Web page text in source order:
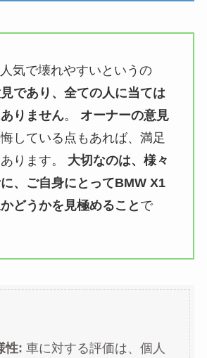
気で壊れやすいというの
であり、全ての人に当ては
りません。 オーナーの意見
している点もあれば、満足
ります。 大切なのは、様々
、ご自身にとってBMW X1
どうかを見極めることで
性: 車に対する評価は、個人